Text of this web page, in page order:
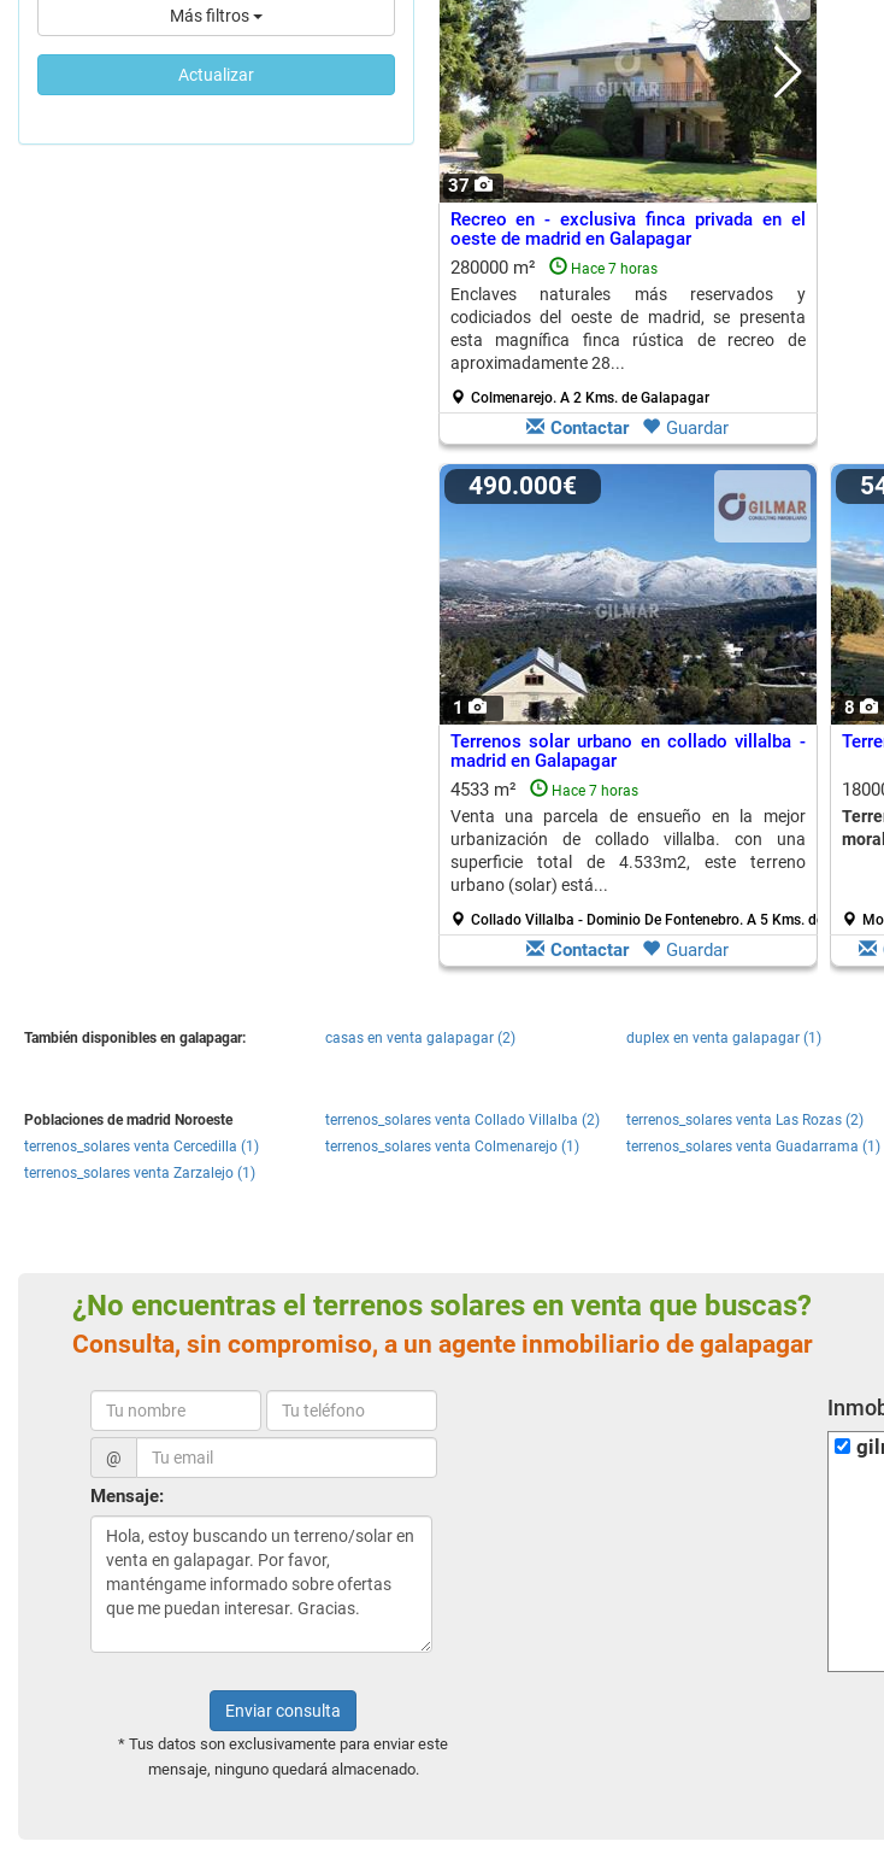
Más filtros
Actualizar
37
Recreo en - exclusiva finca privada en el
oeste de madrid en Galapagar
280000 m²
Hace 7 horas
Enclaves naturales más reservados y
codiciados del oeste de madrid, se presenta
esta magnífica finca rústica de recreo de
aproximadamente 28...
Colmenarejo. A 2 Kms. de Galapagar
Contactar Guardar
1
490.000€
Terrenos solar urbano en collado villalba -
madrid en Galapagar
4533 m²
Hace 7 horas
Venta una parcela de ensueño en la mejor
urbanización de collado villalba. con una
superficie total de 4.533m2, este terreno
urbano (solar) está...
Collado Villalba - Dominio De Fontenebro. A 5 Kms. de
Contactar Guardar
8
También disponibles en galapagar: casas en venta galapagar (2) duplex en venta galapagar (1)
Poblaciones de madrid Noroeste terrenos_solares venta Collado Villalba (2) terrenos_solares venta Las Rozas (2)
terrenos_solares venta Cercedilla (1)
terrenos_solares venta Colmenarejo (1) terrenos_solares venta Guadarrama (1)
terrenos_solares venta Zarzalejo (1)
¿No encuentras el terrenos solares en venta que buscas?
Consulta, sin compromiso, a un agente inmobiliario de galapagar
@
Mensaje:
Enviar consulta
* Tus datos son exclusivamente para enviar este
mensaje, ninguno quedará almacenado.